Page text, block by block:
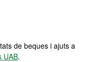
de beques i ajuts a
UAB.